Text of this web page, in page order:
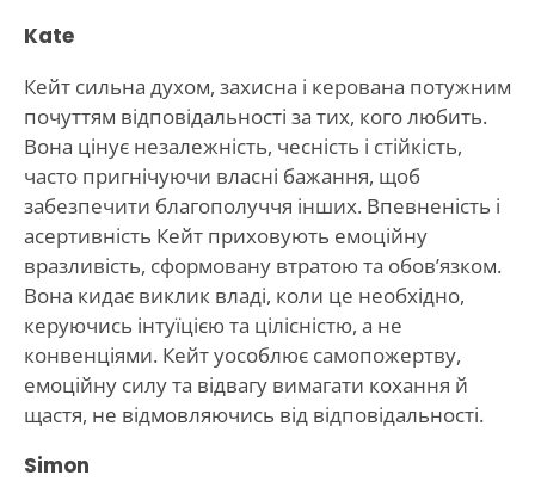
Kate
Кейт сильна духом, захисна і керована потужним
почуттям відповідальності за тих, кого любить.
Вона цінує незалежність, чесність і стійкість,
часто пригнічуючи власні бажання, щоб
забезпечити благополуччя інших. Впевненість і
асертивність Кейт приховують емоційну
вразливість, сформовану втратою та обов’язком.
Вона кидає виклик владі, коли це необхідно,
керуючись інтуїцією та цілісністю, а не
конвенціями. Кейт уособлює самопожертву,
емоційну силу та відвагу вимагати кохання й
щастя, не відмовляючись від відповідальності.
Simon